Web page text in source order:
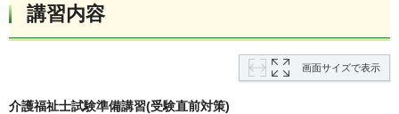
講習内容
画面サイズで表示
介護福祉士試験準備講習(受験直前対策)